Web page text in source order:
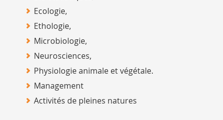
Ecologie,
Ethologie,
Microbiologie,
Neurosciences,
Physiologie animale et végétale.
Management
Activités de pleines natures